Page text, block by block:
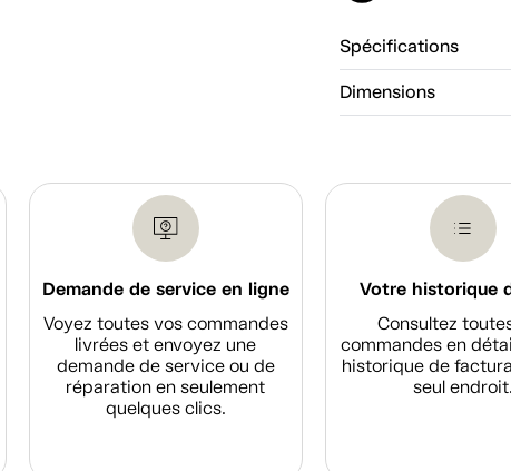
Spécifications
Dimensions
Demande de service en ligne
Voyez toutes vos commandes
livrées et envoyez une
demande de service ou de
réparation en seulement
quelques clics.
Votre historique
Consultez
commandes en
historique de
seul endroit.